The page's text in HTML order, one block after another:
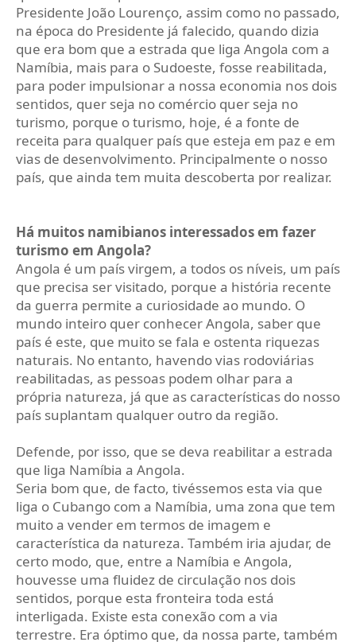
Presidente João Lourenço, assim como no passado,
na época do Presidente já falecido, quando dizia
que era bom que a estrada que liga Angola com a
Namíbia, mais para o Sudoeste, fosse reabilitada,
para poder impulsionar a nossa economia nos dois
sentidos, quer seja no comércio quer seja no
turismo, porque o turismo, hoje, é a fonte de
receita para qualquer país que esteja em paz e em
vias de desenvolvimento. Principalmente o nosso
país, que ainda tem muita descoberta por realizar.
Há muitos namibianos interessados em fazer
turismo em Angola?
Angola é um país virgem, a todos os níveis, um país
que precisa ser visitado, porque a história recente
da guerra permite a curiosidade ao mundo. O
mundo inteiro quer conhecer Angola, saber que
país é este, que muito se fala e ostenta riquezas
naturais. No entanto, havendo vias rodoviárias
reabilitadas, as pessoas podem olhar para a
própria natureza, já que as características do nosso
país suplantam qualquer outro da região.
Defende, por isso, que se deva reabilitar a estrada
que liga Namíbia a Angola.
Seria bom que, de facto, tivéssemos esta via que
liga o Cubango com a Namíbia, uma zona que tem
muito a vender em termos de imagem e
característica da natureza. Também iria ajudar, de
certo modo, que, entre a Namíbia e Angola,
houvesse uma fluidez de circulação nos dois
sentidos, porque esta fronteira toda está
interligada. Existe esta conexão com a via
terrestre. Era óptimo que, da nossa parte, também